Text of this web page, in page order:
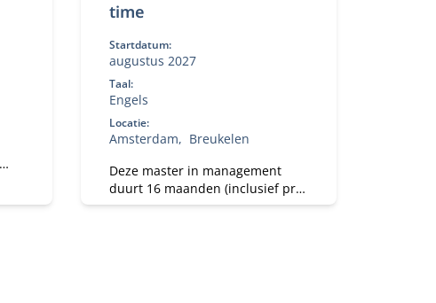
time
Startdatum:
augustus 2027
Taal:
Engels
Locatie:
Amsterdam
Breukelen
Deze master in management
duurt 16 maanden (inclusief pre-
master), heeft 3 specialisaties en